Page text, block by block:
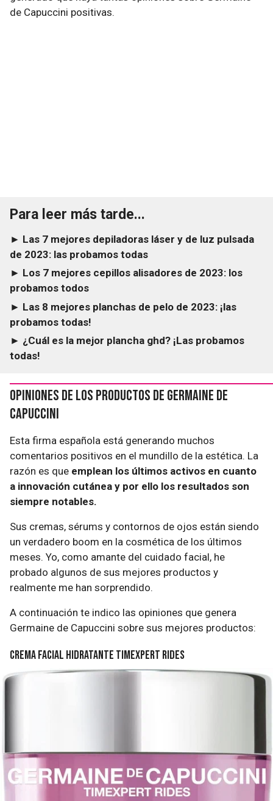
de Capuccini positivas.
Para leer más tarde...
► Las 7 mejores depiladoras láser y de luz pulsada
de 2023: las probamos todas
► Los 7 mejores cepillos alisadores de 2023: los
probamos todos
► Las 8 mejores planchas de pelo de 2023: ¡las
probamos todas!
► ¿Cuál es la mejor plancha ghd? ¡Las probamos
todas!
Opiniones de los productos de Germaine de
Capuccini
Esta firma española está generando muchos
comentarios positivos en el mundillo de la estética. La
razón es que emplean los últimos activos en cuanto
a innovación cutánea y por ello los resultados son
siempre notables.
Sus cremas, sérums y contornos de ojos están siendo
un verdadero boom en la cosmética de los últimos
meses. Yo, como amante del cuidado facial, he
probado algunos de sus mejores productos y
realmente me han sorprendido.
A continuación te indico las opiniones que genera
Germaine de Capuccini sobre sus mejores productos:
Crema facial hidratante Timexpert Rides